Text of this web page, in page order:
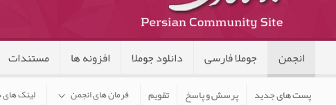
انجمن
پست های جدید پرسش و پاسخ تقویم فرمان های انجمن لینک
جوملا فارسی دانلود جوملا افزونه ها مستندات